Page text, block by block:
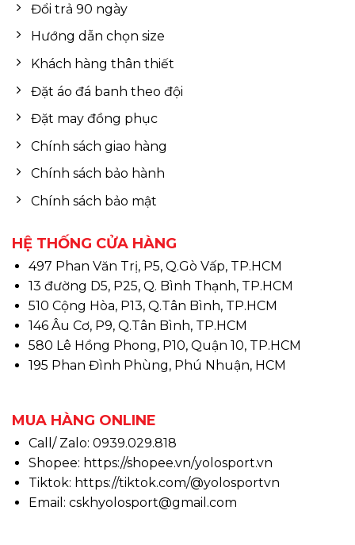
Đổi trả 90 ngày
Hướng dẫn chọn size
Khách hàng thân thiết
Đặt áo đá banh theo đội
Đặt may đồng phục
Chính sách giao hàng
Chính sách bảo hành
Chính sách bảo mật
HỆ THỐNG CỬA HÀNG
497 Phan Văn Trị, P5, Q.Gò Vấp, TP.HCM
13 đường D5, P25, Q. Bình Thạnh, TP.HCM
510 Cộng Hòa, P13, Q.Tân Bình, TP.HCM
146 Âu Cơ, P9, Q.Tân Bình, TP.HCM
580 Lê Hồng Phong, P10, Quận 10, TP.HCM
195 Phan Đình Phùng, Phú Nhuận, HCM
MUA HÀNG ONLINE
Call/ Zalo: 0939.029.818
Shopee: https://shopee.vn/yolosport.vn
Tiktok: https://tiktok.com/@yolosportvn
Email: cskhyolosport@gmail.com